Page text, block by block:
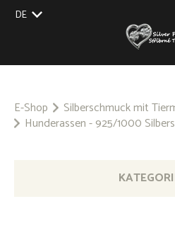
DE
E-Shop
Silberschmuck mit
Hunderassen - 925/1000